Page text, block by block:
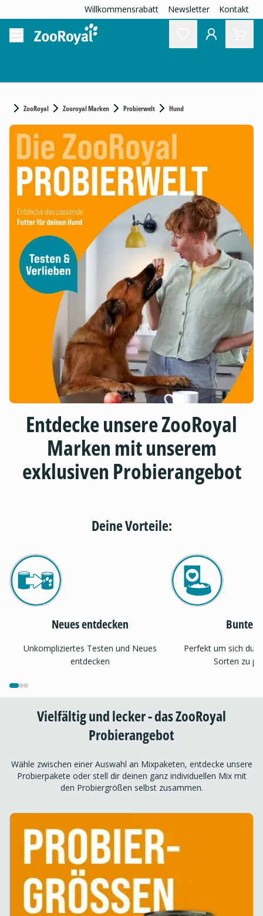
Willkommensrabatt Newsletter Kontakt
ZooRoyal Zooroyal Marken Probierwelt Hund
Entdecke unsere ZooRoyal
Marken mit unserem
exklusiven Probierangebot
Deine Vorteile:
Neues entdecken
Unkompliziertes Testen und Neues
entdecken
Bunter
Perfekt um sich
Sorten zu
Vielfältig und lecker - das ZooRoyal
Probierangebot
Wähle zwischen einer Auswahl an Mixpaketen, entdecke unsere
Probierpakete oder stell dir deinen ganz individuellen Mix mit
den Probiergrößen selbst zusammen.